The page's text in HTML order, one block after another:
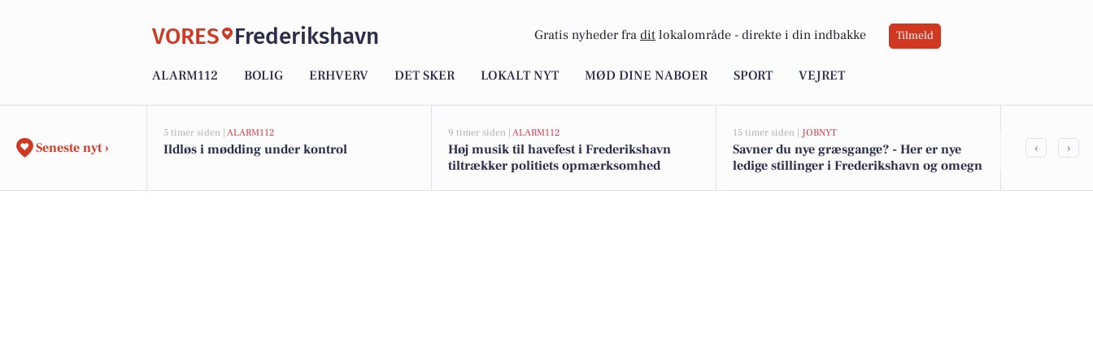
VORES Frederikshavn Gratis nyheder fra dit lokalområde - direkte i din indbakke Tilmeld
ALARM112 BOLIG ERHVERV DET SKER LOKALT NYT MØD DINE NABOER SPORT VEJRET
Seneste nyt ›
5 timer siden | ALARM112
Ildløs i mødding under kontrol
9 timer siden | ALARM112
Høj musik til havefest i Frederikshavn
tiltrækker politiets opmærksomhed
15 timer siden | JOBNYT
Savner du nye græsgange? - Her er nye
ledige stillinger i Frederikshavn og omegn
Ekstra
‹ ›